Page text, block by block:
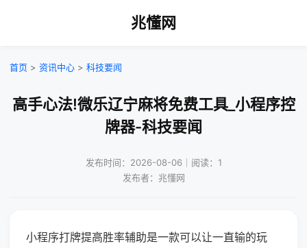
兆懂网
首页 > 资讯中心 > 科技要闻
高手心法!微乐辽宁麻将免费工具_小程序控
牌器-科技要闻
发布时间：2026-08-06｜阅读：1
发布者：兆懂网
小程序打牌提高胜率辅助是一款可以让一直输的玩